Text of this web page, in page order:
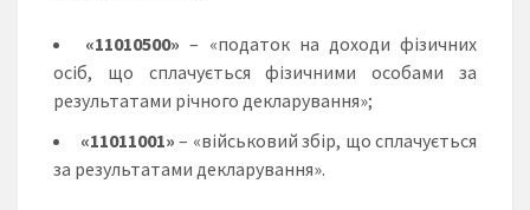
«11010500» – «податок на доходи фізичних
осіб, що сплачується фізичними особами за
результатами річного декларування»;
«11011001» – «військовий збір, що сплачується
за результатами декларування».